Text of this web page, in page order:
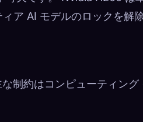
ア AI モデルのロックを解
制約はコンピューティング